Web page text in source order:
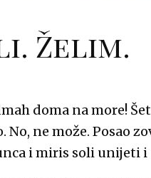
Želim.
doma na more!
ne može. Posao
i miris soli unijeti i